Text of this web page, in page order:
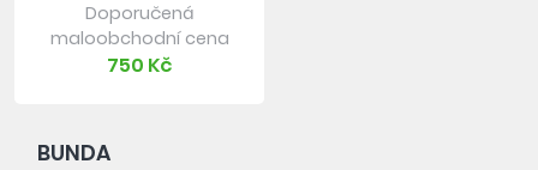
Doporučená
maloobchodní cena
750 Kč
BUNDA